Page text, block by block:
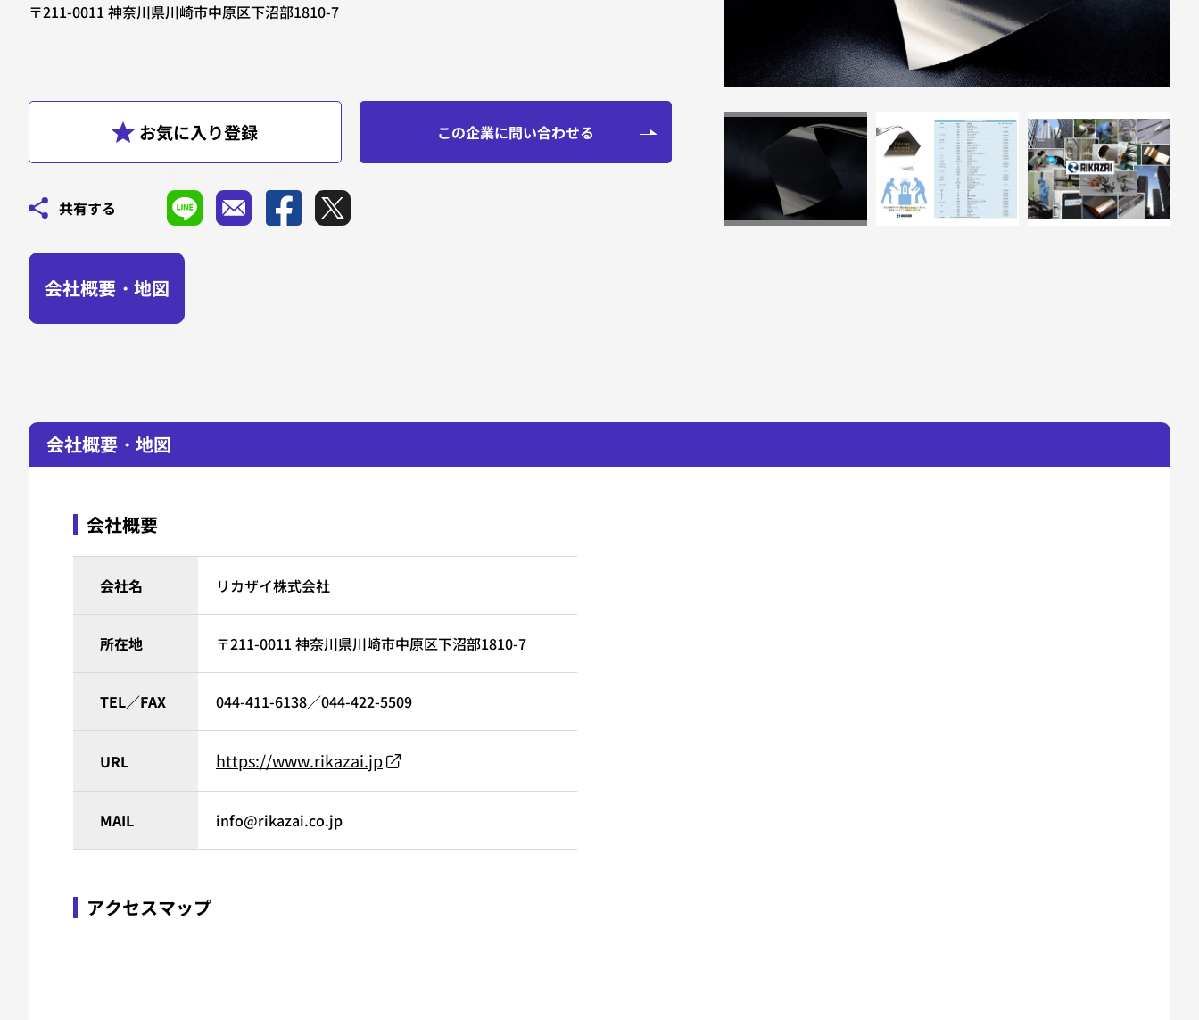
〒211-0011 神奈川県川崎市中原区下沼部1810-7
この企業に問い合わせる
共有する
会社概要・地図
会社概要・地図
会社概要
会社名 リカザイ株式会社
所在地 〒211-0011神奈川県川崎市中原区下沼部1810-7
TEL／FAX 044-411-6138／044-422-5509
URL https://www.rikazai.jp
MAIL info@rikazai.co.jp
アクセスマップ